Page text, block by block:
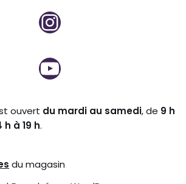
ouvert du mardi au samedi, de 9 h
h à 19 h.
du magasin